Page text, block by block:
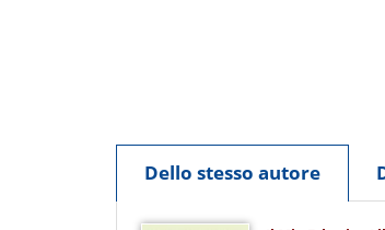
Dello stesso autore